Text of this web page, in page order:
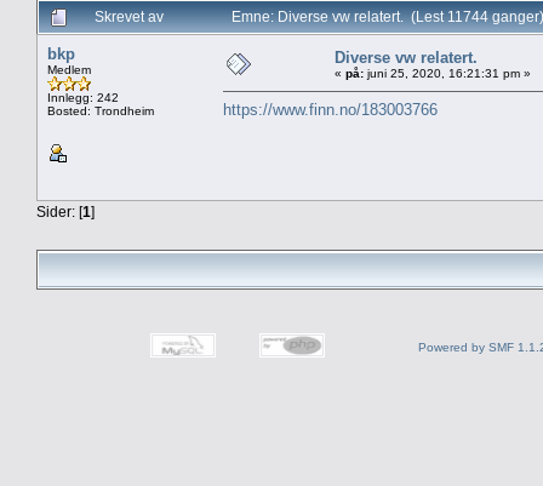
Skrevet av
Emne: Diverse vw relatert. (Lest 11744 ganger)
bkp
Medlem
Innlegg: 242
Bosted: Trondheim
Diverse vw relatert.
« på: juni 25, 2020, 16:21:31 pm »
https://www.finn.no/183003766
Sider: [1]
Powered by SMF